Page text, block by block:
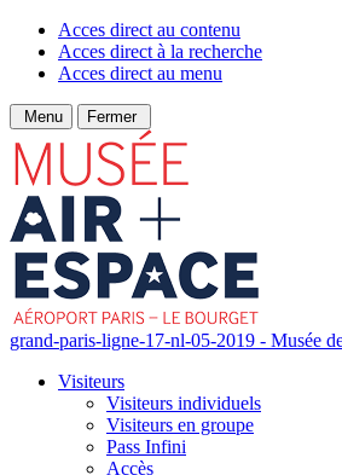
Acces direct au contenu
Acces direct à la recherche
Acces direct au menu
Menu Fermer
grand-paris-ligne-17-nl-05-2019 - Musée
Visiteurs
Visiteurs individuels
Visiteurs en groupe
Pass Infini
Accès